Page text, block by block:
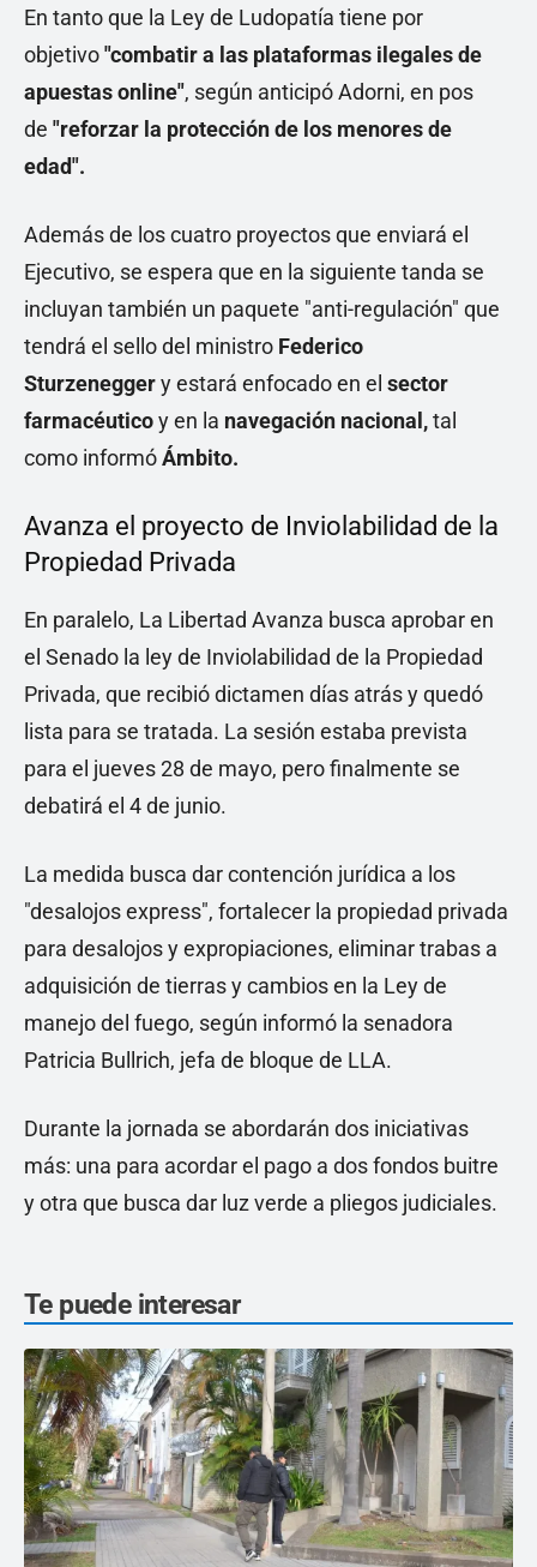
En tanto que la Ley de Ludopatía tiene por
objetivo"combatir a las plataformas ilegales de
apuestas online", según anticipó Adorni, en pos
de "reforzar la protección de los menores de
edad".
Además de los cuatro proyectos que enviará el
Ejecutivo, se espera que en la siguiente tanda se
incluyan también un paquete "anti-regulación" que
tendrá el sello del ministro Federico
Sturzeneggery estará enfocado en el sector
farmacéuticoy en la navegación nacional,tal
como informóÁmbito.
Avanza el proyecto de Inviolabilidad de la
Propiedad Privada
En paralelo, La Libertad Avanza busca aprobar en
el Senado la ley de Inviolabilidad de la Propiedad
Privada, que recibió dictamen días atrás y quedó
lista para se tratada. La sesión estaba prevista
para el jueves 28 de mayo, pero finalmente se
debatirá el 4 de junio.
La medida busca dar contención jurídica a los
"desalojos express", fortalecer la propiedad privada
para desalojos y expropiaciones, eliminar trabas a
adquisición de tierras y cambios en la Ley de
manejo del fuego, según informó la senadora
Patricia Bullrich, jefa de bloque de LLA.
Durante la jornada se abordarán dos iniciativas
más: una para acordar el pago a dos fondos buitre
y otra que busca dar luz verde a pliegos judiciales.
Te puede interesar